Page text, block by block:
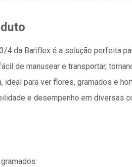
4 da Bariflex é a solução perfeita
de manusear e transportar,
ideal para ver flores, gramados e
e desempenho em diversas